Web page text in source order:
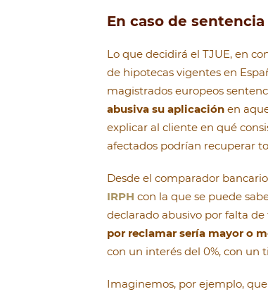
En caso de
Lo que decidirá el TJUE, en
de hipotecas vigentes en
magistrados europeos
abusiva su aplicación en
explicar al cliente en qué
afectados podrían recuperar
Desde el comparador
IRPH con la que se puede
declarado abusivo por falta
por reclamar sería mayor o
con un interés del 0%, con un
Imaginemos, por ejemplo,